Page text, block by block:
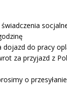
dojazd do pracy
za przyjazd z
o